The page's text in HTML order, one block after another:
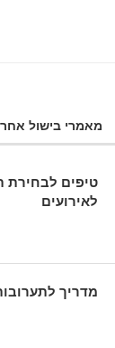
מאמרי בישול
טיפים לבחירת
לאירועים
מדריך